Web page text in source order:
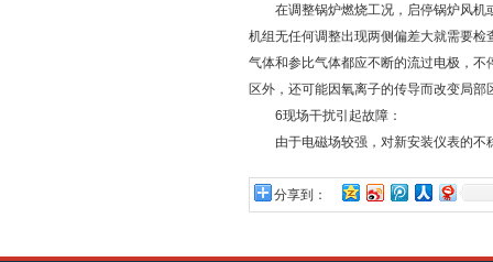
在调整锅炉燃烧工况，启停锅炉风机
机组无任何调整出现两侧偏差大就需要
气体和参比气体都应不断的流过电极，
区外，还可能因氧离子的传导而改变局
6现场干扰引起故障：
由于电磁场较强，对新安装仪表的不
分享到：